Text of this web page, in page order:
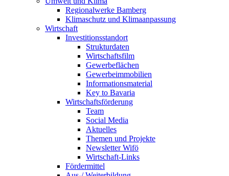
Regionalwerke Bamberg
Klimaschutz und Klimaanpassung
Wirtschaft
Investitionsstandort
Strukturdaten
Wirtschaftsfilm
Gewerbeflächen
Gewerbeimmobilien
Informationsmaterial
Key to Bavaria
Wirtschaftsförderung
Team
Social Media
Aktuelles
Themen und Projekte
Newsletter Wifö
Wirtschaft-Links
Fördermittel